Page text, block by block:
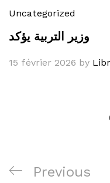
Uncategorized
وزير التربية يؤكد
15 février 2026 by
Navigation
Previous
Previous